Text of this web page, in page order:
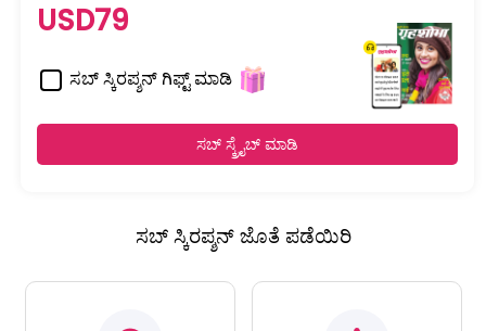
USD79
ಸಬ್ ಸ್ಕಿರಪ್ಶನ್ ಗಿಫ್ಟ್ ಮಾಡಿ
ಸಬ್ ಸ್ಕ್ರೈಬ್ ಮಾಡಿ
ಸಬ್ ಸ್ಕಿರಪ್ಶನ್ ಜೊತೆ ಪಡೆಯಿರಿ